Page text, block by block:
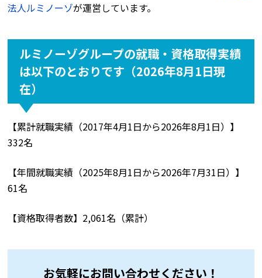
法人ルミノーゾが運営しています。
ルミノーゾグループの就職・資格取得実績
は以下のとおりです（2026年8月1日現
在）
【累計就職実績（2017年4月1日から2026年8月1日）】
332名
【年間就職実績（2025年8月1日から2026年7月31日）】
61名
【資格取得者数】2,061名（累計）
お気軽にお問い合わせください！